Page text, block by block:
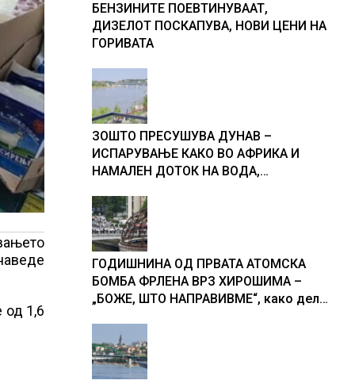
од 1,6
БЕНЗИНИТЕ ПОЕВТИНУВААТ,
ДИЗЕЛОТ ПОСКАПУВА, НОВИ ЦЕНИ НА
ГОРИВАТА
ЗОШТО ПРЕСУШУВА ДУНАВ –
ИСПАРУВАЊЕ КАКО ВО АФРИКА И
НАМАЛЕН ДОТОК НА ВОДА,
Србија
ГОДИШНИНА ОД ПРВАТА АТОМСКА
БОМБА ФРЛЕНА ВРЗ ХИРОШИМА –
„БОЖЕ, ШТО НАПРАВИВМЕ“, како дел
учесниците во бомбардирањето го
доживуваа овој настан што го
промени текот на историјата